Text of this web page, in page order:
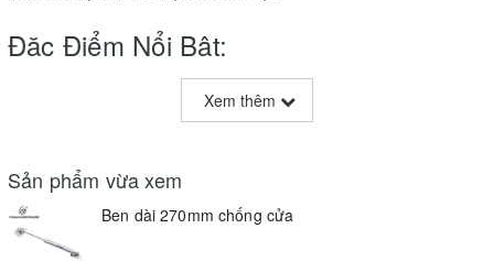
Đặc Điểm Nổi Bật:
Sản phẩm được làm từ vật liệu chất lượng cao, đảm bảo khả
Cơ Chế Thủy Lực:
Hệ thống ben thủy lực giúp mở cửa smoothly và giữ ở vị trí mở mà
không cần dùng nhiều lực, tạo cảm giác thoải mái khi sử dụng.
Xem thêm
Sản phẩm vừa xem
Ben dài 270mm chống cửa